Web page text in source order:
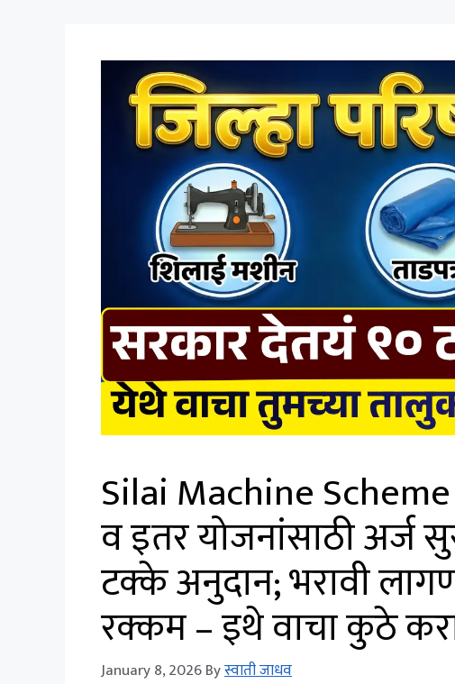
Silai Machine Scheme
व इतर योजनांसाठी अर्ज
टक्के अनुदान; भरावी
रक्कम – इथे वाचा कुठे
January 8, 2026Byस्वाती जाधव